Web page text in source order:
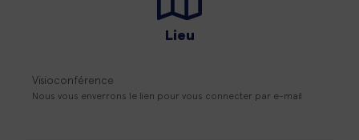
Lieu
Visioconférence
Nous vous enverrons le lien pour vous connecter par e-mail